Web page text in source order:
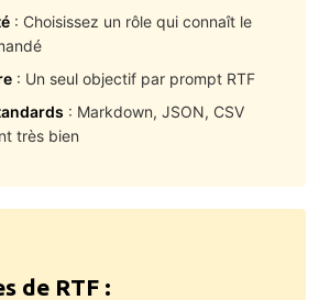
: Choisissez un rôle qui connaît le
: Un seul objectif par prompt RTF
: Markdown, JSON, CSV
très bien
de RTF :